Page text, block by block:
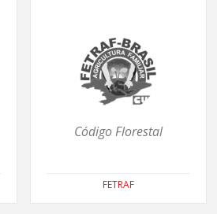
Código Florestal
FETRAF